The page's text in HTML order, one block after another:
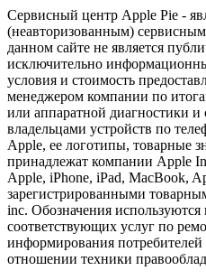
Сервисный центр Apple Pie -
(неавторизованным)
данном сайте не является
исключительно
условия и стоимость
менеджером компании по
или аппаратной диагностики и
владельцами устройств по
Apple, ее логотипы, товарные
принадлежат компании Apple
Apple, iPhone, iPad, MacBook,
зарегистрированными
inc. Обозначения
соответствующих услуг по
информирования потребителей
отношении техники